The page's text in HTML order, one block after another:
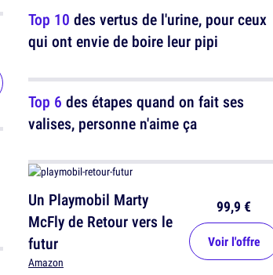
Top 10 des vertus de l'urine, pour ceux
qui ont envie de boire leur pipi
Top 6 des étapes quand on fait ses
valises, personne n'aime ça
Un Playmobil Marty
McFly de Retour vers le
futur
Amazon
99,9 €
Voir l'offre